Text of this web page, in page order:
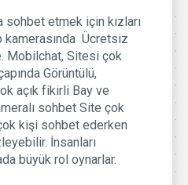
etmek için kızları
kamerasında Ücretsiz
Mobilchat, Sitesi çok
Görüntülü,
açık fikirli Bay ve
sohbet Site çok
kişi sohbet ederken
İnsanları
büyük rol oynarlar.